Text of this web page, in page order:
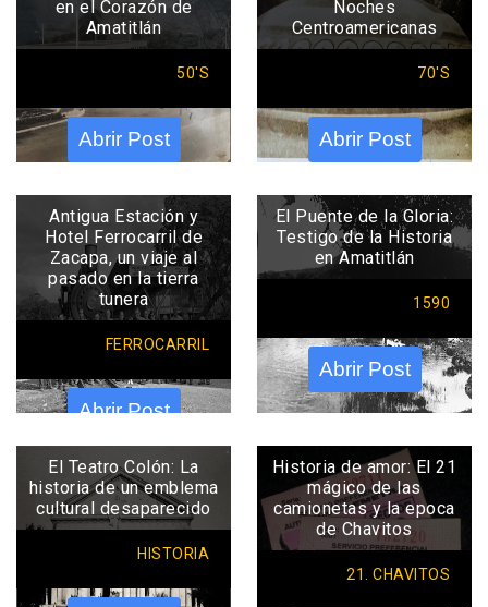
en el Corazón de
Amatitlán
50'S
Abrir Post
Noches
Centroamericanas
70'S
Abrir Post
Antigua Estación y
Hotel Ferrocarril de
Zacapa, un viaje al
pasado en la tierra
tunera
FERROCARRIL
Abrir Post
El Puente de la Gloria:
Testigo de la Historia
en Amatitlán
1590
Abrir Post
El Teatro Colón: La
historia de un emblema
cultural desaparecido
HISTORIA
Historia de amor: El 21
mágico de las
camionetas y la epoca
de Chavitos
21. CHAVITOS